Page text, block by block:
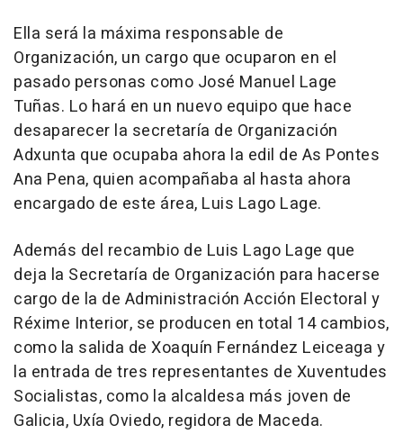
Ella será la máxima responsable de
Organización, un cargo que ocuparon en el
pasado personas como José Manuel Lage
Tuñas. Lo hará en un nuevo equipo que hace
desaparecer la secretaría de Organización
Adxunta que ocupaba ahora la edil de As Pontes
Ana Pena, quien acompañaba al hasta ahora
encargado de este área, Luis Lago Lage.
Además del recambio de Luis Lago Lage que
deja la Secretaría de Organización para hacerse
cargo de la de Administración Acción Electoral y
Réxime Interior, se producen en total 14 cambios,
como la salida de Xoaquín Fernández Leiceaga y
la entrada de tres representantes de Xuventudes
Socialistas, como la alcaldesa más joven de
Galicia, Uxía Oviedo, regidora de Maceda.